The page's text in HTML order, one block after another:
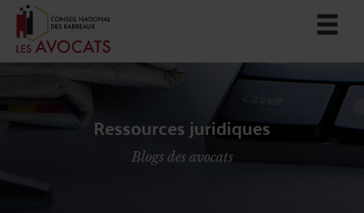
Ressources juridiques
Blogs des avocats